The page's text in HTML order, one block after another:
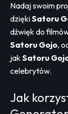
Nadaj swoim
dziękiSatoru
dźwięk do
Satoru Gojo,
jakSatoru
celebrytów.
Jak